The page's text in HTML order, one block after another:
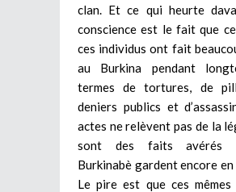
clan. Et ce qui heurte
conscience est le fait que
ces individus ont fait
au Burkina pendant
termes de tortures, de
deniers publics et
actes ne relèvent pas de la
sont des faits avérés
Burkinabè gardent encore en
Le pire est que ces mêmes